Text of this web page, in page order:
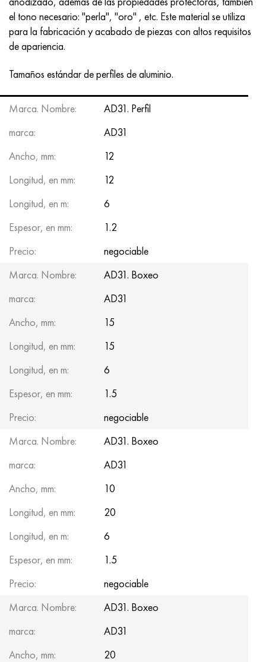
el tono necesario: "perla", "oro" , etc. Este material se utiliza
para la fabricación y acabado de piezas con altos requisitos
de apariencia.
Tamaños estándar de perfiles de aluminio.
Marca. Nombre:
AD31. Perfil
marca:
AD31
Ancho, mm:
12
Longitud, en mm:
12
Longitud, en m:
6
Espesor, en mm:
1.2
Precio:
negociable
Marca. Nombre:
AD31. Boxeo
marca:
AD31
Ancho, mm:
15
Longitud, en mm:
15
Longitud, en m:
6
Espesor, en mm:
1.5
Precio:
negociable
Marca. Nombre:
AD31. Boxeo
marca:
AD31
Ancho, mm:
10
Longitud, en mm:
20
Longitud, en m:
6
Espesor, en mm:
1.5
Precio:
negociable
Marca. Nombre:
AD31. Boxeo
marca:
AD31
Ancho, mm:
20